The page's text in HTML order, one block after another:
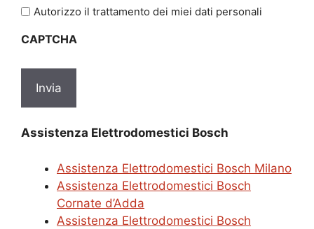
l'informativa
privacy
Autorizzo il trattamento dei miei dati personali
CAPTCHA
Assistenza Elettrodomestici Bosch
Assistenza Elettrodomestici Bosch Milano
Assistenza Elettrodomestici Bosch
Cornate d’Adda
Assistenza Elettrodomestici Bosch